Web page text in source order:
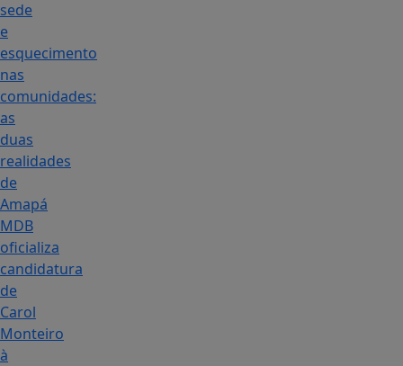
sede
e
esquecimento
nas
comunidades:
as
duas
realidades
de
Amapá
MDB
oficializa
candidatura
de
Carol
Monteiro
à